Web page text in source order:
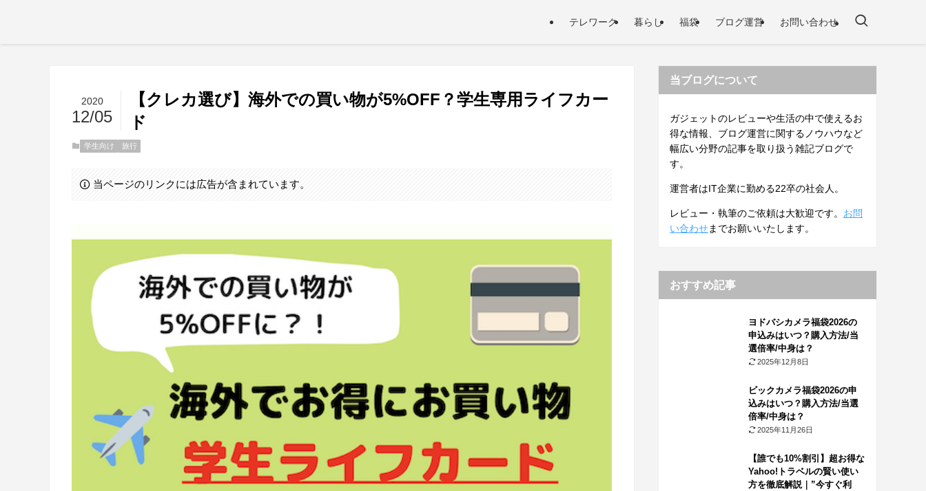
テレワーク 暮らし 福袋 ブログ運営 お問い合わせ
【クレカ選び】海外での買い物が5%OFF？学生専用ライフカー
ド
2020
12/05
学生向け 旅行
当ページのリンクには広告が含まれています。
当ブログについて
ガジェットのレビューや生活の中で使えるお
得な情報、ブログ運営に関するノウハウなど
幅広い分野の記事を取り扱う雑記ブログで
す。
運営者はIT企業に勤める22卒の社会人。
レビュー・執筆のご依頼は大歓迎です。 お問
い合わせまでお願いいたします。
おすすめ記事
ヨドバシカメラ福袋2026の
申込みはいつ？購入方法/当
選倍率/中身は？
2025年12月8日
ビックカメラ福袋2026の申
込みはいつ？購入方法/当選
倍率/中身は？
2025年11月26日
【誰でも10%割引】超お得な
Yahoo!トラベルの賢い使い
方を徹底解説｜”今すぐ利